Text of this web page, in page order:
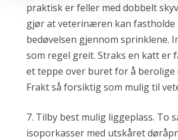
praktisk er feller med dobbelt
gjør at veterinæren kan fastholde
bedøvelsen gjennom sprinklene.
som regel greit. Straks en katt er
et teppe over buret for å berolige
Frakt så forsiktig som mulig til
7. Tilby best mulig liggeplass. To
isoporkasser med utskåret